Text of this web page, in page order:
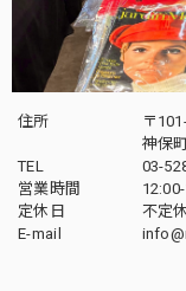
住所
〒
神保
TEL
03-
営業時間
定休日
不定休
E-mail